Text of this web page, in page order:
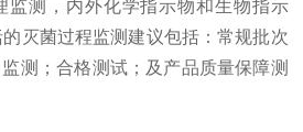
监测，内外化学指示物和生物指示
灭菌过程监测建议包括：常规批次
测；合格测试；及产品质量保障测